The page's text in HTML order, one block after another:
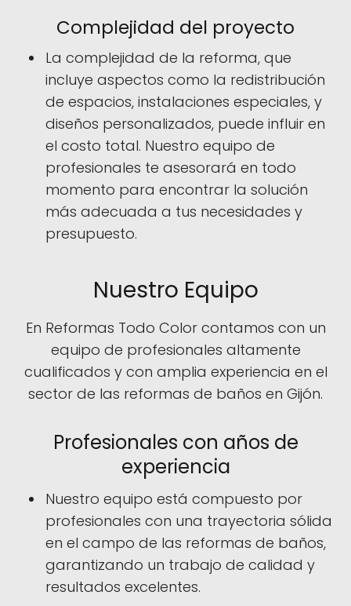
Complejidad del proyecto
La complejidad de la reforma, que
incluye aspectos como la redistribución
de espacios, instalaciones especiales, y
diseños personalizados, puede influir en
el costo total. Nuestro equipo de
profesionales te asesorará en todo
momento para encontrar la solución
más adecuada a tus necesidades y
presupuesto.
Nuestro Equipo
En Reformas Todo Color contamos con un
equipo de profesionales altamente
cualificados y con amplia experiencia en el
sector de las reformas de baños en Gijón.
Profesionales con años de
experiencia
Nuestro equipo está compuesto por
profesionales con una trayectoria sólida
en el campo de las reformas de baños,
garantizando un trabajo de calidad y
resultados excelentes.